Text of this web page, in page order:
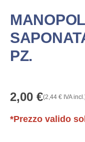
PZ.
2,00 €(2,44 € IVA
*Prezzo valido